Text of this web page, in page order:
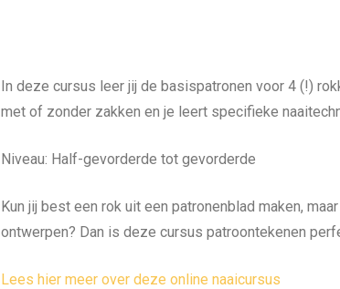
In deze cursus leer jij de basispatronen voor 4 (!)
met of zonder zakken en je leert specifieke
Niveau: Half-gevorderde tot gevorderde
Kun jij best een rok uit een patronenblad maken,
ontwerpen? Dan is deze cursus patroontekenen
Lees hier meer over deze online naaicursus